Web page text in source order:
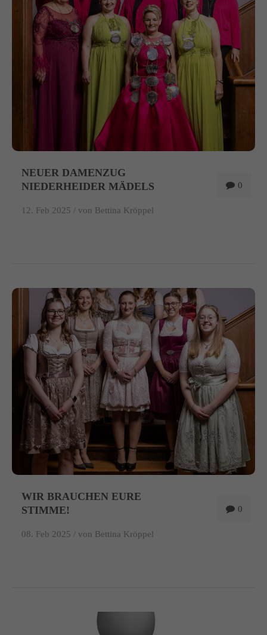
0
NEUER DAMENZUG
NIEDERHEIDER MÄDELS
12. Feb 2025 / von Bettina Kröppel
0
WIR BRAUCHEN EURE
STIMME!
08. Feb 2025 / von Bettina Kröppel